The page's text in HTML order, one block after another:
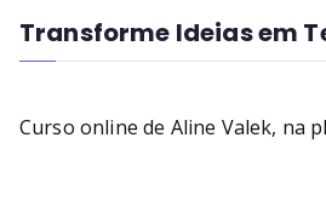
Transforme Ideias em
Curso online de Aline Valek, na